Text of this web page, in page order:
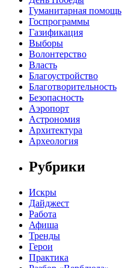
Гуманитарная помощь
Госпрограммы
Газификация
Выборы
Волонтерство
Власть
Благоустройство
Благотворительность
Безопасность
Аэропорт
Астрономия
Архитектура
Археология
Рубрики
Искры
Дайджест
Работа
Афиша
Тренды
Герои
Практика